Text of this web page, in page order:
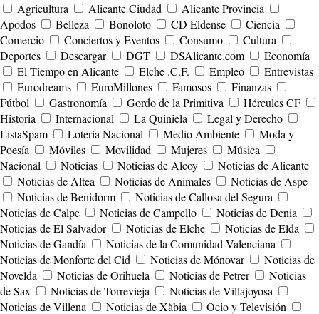
Agricultura
Alicante Ciudad
Alicante Provincia
Apodos
Belleza Bonoloto CD Eldense
Ciencia
Comercio
Conciertos y Eventos Consumo
Cultura
Deportes
Descargar DGT DSAlicante.com
Economía
El Tiempo en Alicante
Elche .C.F. Empleo
Entrevistas
Eurodreams
EuroMillones Famosos
Finanzas
Fútbol
Gastronomía Gordo de la Primitiva
Hércules CF
Historia
Internacional La Quiniela
Legal y Derecho
ListaSpam
Lotería Nacional Medio Ambiente
Moda y
Poesía
Móviles Movilidad Mujeres
Música
Nacional
Noticias Noticias de Alcoy
Noticias de Alicante
Noticias de Altea
Noticias de Animales
Noticias de Aspe
Noticias de Benidorm
Noticias de Callosa del Segura
Noticias de Calpe
Noticias de Campello
Noticias de Denia
Noticias de El Salvador
Noticias de Elche
Noticias de Elda
Noticias de Gandía
Noticias de la Comunidad Valenciana
Noticias de Monforte del Cid
Noticias de Mónovar
Noticias de
Novelda
Noticias de Orihuela Noticias de Petrer
Noticias
de Sax
Noticias de Torrevieja
Noticias de Villajoyosa
Noticias de Villena
Noticias de Xàbia Ocio y Televisión